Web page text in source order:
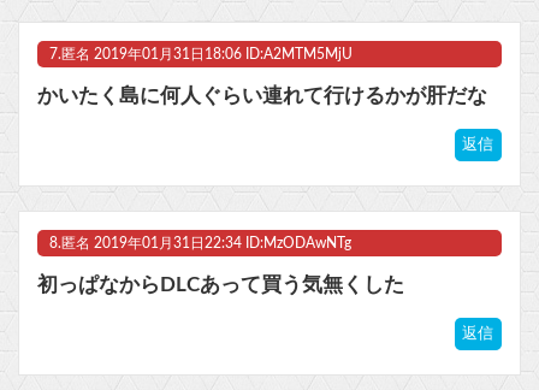
7. 匿名 2019年01月31日18:06 ID:A2MTM5MjU
かいたく島に何人ぐらい連れて行けるかが肝だな
返信
8. 匿名 2019年01月31日22:34 ID:MzODAwNTg
初っぱなからDLCあって買う気無くした
返信